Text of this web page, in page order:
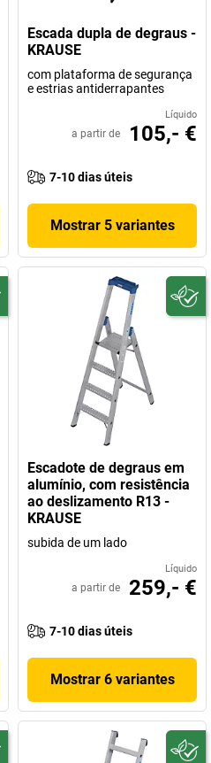
Escada dupla de degraus -
KRAUSE
com plataforma de segurança
e estrias antiderrapantes
Líquido
a partir de 105,- €
7-10 dias úteis
Mostrar 5 variantes
Escadote de degraus em
alumínio, com resistência
ao deslizamento R13 -
KRAUSE
subida de um lado
Líquido
a partir de 259,- €
7-10 dias úteis
Mostrar 6 variantes